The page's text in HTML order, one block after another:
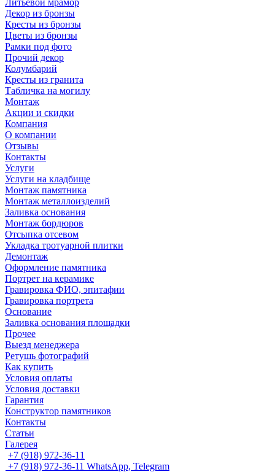
Литьевой мрамор
Декор из бронзы
Кресты из бронзы
Цветы из бронзы
Рамки под фото
Прочий декор
Колумбарий
Кресты из гранита
Табличка на могилу
Монтаж
Акции и скидки
Компания
О компании
Отзывы
Контакты
Услуги
Услуги на кладбище
Монтаж памятника
Монтаж металлоизделий
Заливка основания
Монтаж бордюров
Отсыпка отсевом
Укладка тротуарной плитки
Демонтаж
Оформление памятника
Портрет на керамике
Гравировка ФИО, эпитафии
Гравировка портрета
Основание
Заливка основания площадки
Прочее
Выезд менеджера
Ретушь фотографий
Как купить
Условия оплаты
Условия доставки
Гарантия
Конструктор памятников
Контакты
Статьи
Галерея
+7 (918) 972-36-11
+7 (918) 972-36-11 WhatsApp, Telegram